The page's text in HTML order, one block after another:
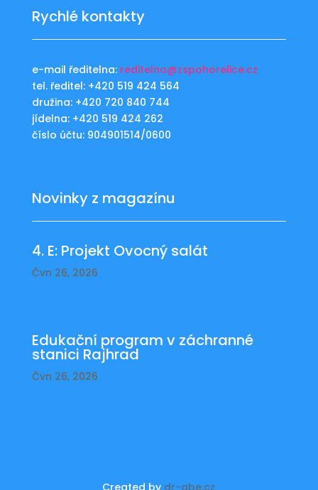
Rychlé kontakty
e-mail ředitelna: reditelna@zspohorelice.cz
tel. ředitel: +420 519 424 564
družina: +420 720 840 744
jídelna: +420 519 424 262
číslo účtu: 904901514/0600
Novinky z magazínu
4. E: Projekt Ovocný salát
Čvn 26, 2026
Edukační program v záchranné
stanici Rajhrad
Čvn 26, 2026
Created by dr-abe.cz